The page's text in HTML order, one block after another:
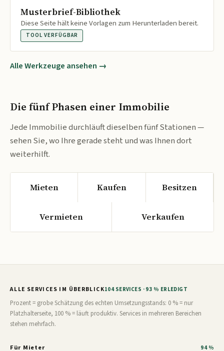
Musterbrief-Bibliothek
Diese Seite hält keine Vorlagen zum Herunterladen bereit.
TOOL VERFÜGBAR
Alle Werkzeuge ansehen →
Die fünf Phasen einer Immobilie
Jede Immobilie durchläuft dieselben fünf Stationen —
sehen Sie, wo Ihre gerade steht und was Ihnen dort
weiterhilft.
Mieten Kaufen Besitzen
Vermieten Verkaufen
ALLE SERVICES IM ÜBERBLICK104 SERVICES · 93 % ERLEDIGT
Prozent = grobe Schätzung des echten Umsetzungsstands: 0 % = nur
Platzhalterseite, 100 % = läuft produktiv. Services in mehreren Bereichen
stehen mehrfach.
Für Mieter 94 %